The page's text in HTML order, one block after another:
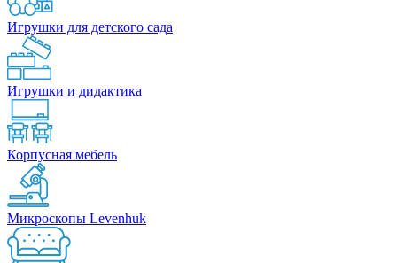
Игрушки для детского сада
Игрушки и дидактика
Корпусная мебель
Микроскопы Levenhuk